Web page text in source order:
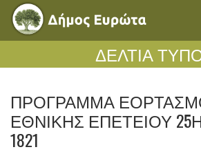
ΔΕΛΤΙΑ
ΠΡΌΓΡΑΜΜΑ
ΕΘΝΙΚΉΣ ΕΠΕΤΕΊΟΥ
1821